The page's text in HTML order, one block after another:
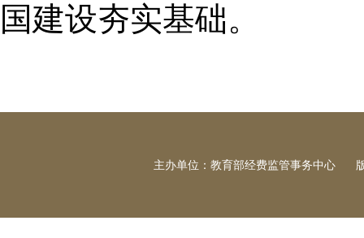
国建设夯实基础。
主办单位：教育部经费监管事务中心